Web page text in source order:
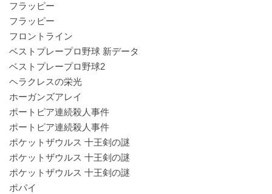
フラッピー
フラッピー
フロントライン
ベストプレープロ野球 新データ
ベストプレープロ野球2
ヘラクレスの栄光
ホーガンズアレイ
ポートピア連続殺人事件
ポートピア連続殺人事件
ポケットザウルス 十王剣の謎
ポケットザウルス 十王剣の謎
ポケットザウルス 十王剣の謎
ポパイ